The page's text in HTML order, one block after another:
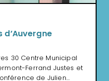
30 Centre Municipal
Ferrand Justes et
de Julien…